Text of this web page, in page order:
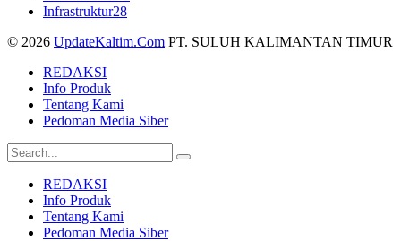
Infrastruktur28
© 2026 UpdateKaltim.Com PT. SULUH KALIMANTAN TIMUR
REDAKSI
Info Produk
Tentang Kami
Pedoman Media Siber
REDAKSI
Info Produk
Tentang Kami
Pedoman Media Siber